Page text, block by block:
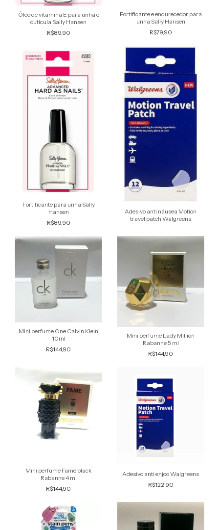
Óleo de vitamina E para unha e
cutícula Sally Hansen
R$89,90
Fortificante e endurecedor para
unha Sally Hansen
R$79,90
Fortificante para unha Sally
Hansen
R$89,90
Adesivo anti náusea Motion
travel patch Walgreens
Mini perfume One Calvin Klein
10ml
R$144,90
Mini perfume Lady Million
Rabanne 5 ml
R$144,90
Mini perfume Fame black
Rabanne 4 ml
R$144,90
Adesivo anti enjoo Walgreens
R$122,90